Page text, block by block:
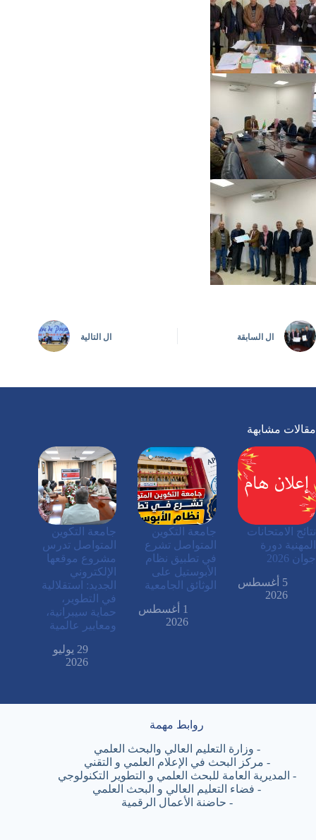
ال السابقة ال التالية
مقالات مشابهة
نتائج الامتحانات
المهنية دورة
جوان 2026
5 أغسطس
2026
جامعة التكوين
المتواصل تشرع
في تطبيق نظام
الأبوستيل على
الوثائق الجامعية
1 أغسطس
2026
جامعة التكوين
المتواصل تدرس
مشروع موقعها
الإلكتروني
الجديد: استقلالية
في التطوير،
حماية سيبرانية،
ومعايير عالمية
29 يوليو
2026
روابط مهمة
- وزارة التعليم العالي والبحث العلمي
- مركز البحث في الإعلام العلمي و التقني
- المديرية العامة للبحث العلمي و التطوير التكنولوجي
- فضاء التعليم العالي و البحث العلمي
- حاضنة الأعمال الرقمية